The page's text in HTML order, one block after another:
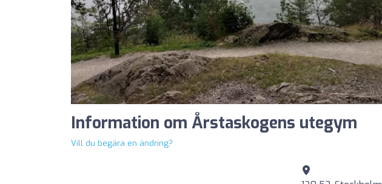
Information om Årstaskogens utegym
Vill du begära en ändring?